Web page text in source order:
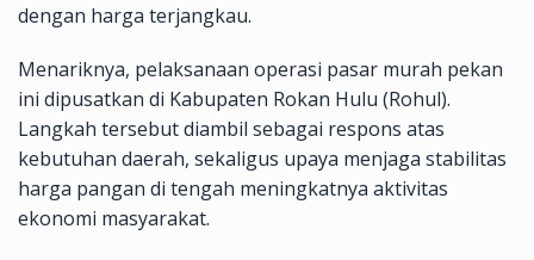
dengan harga terjangkau.
Menariknya, pelaksanaan operasi pasar murah pekan
ini dipusatkan di Kabupaten Rokan Hulu (Rohul).
Langkah tersebut diambil sebagai respons atas
kebutuhan daerah, sekaligus upaya menjaga stabilitas
harga pangan di tengah meningkatnya aktivitas
ekonomi masyarakat.